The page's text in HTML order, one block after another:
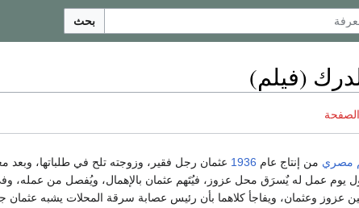
بحث
(فيلم)
مصري من إنتاج عام 1936 عثمان رجل فقير، وزوجته تلح في طلباتها، وبعد
يوم عمل له يٌسرَق محل عزوز، فيُتَهم عثمان بالإهمال، ويُفصل من عمله،
عزوز وعثمان، ويفاجأ كلاهما بأن رئيس عصابة سرقة المحلات يشبه عثمان